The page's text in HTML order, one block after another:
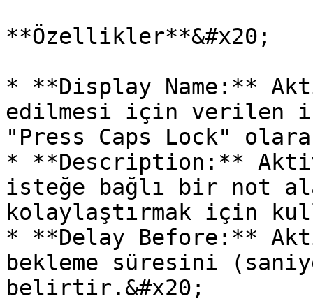
**Özellikler**&#x20;
* **Display Name:**
edilmesi için verilen
"Press Caps Lock"
* **Description:**
isteğe bağlı bir not
kolaylaştırmak için
* **Delay Before:**
bekleme süresini
belirtir.&#x20;